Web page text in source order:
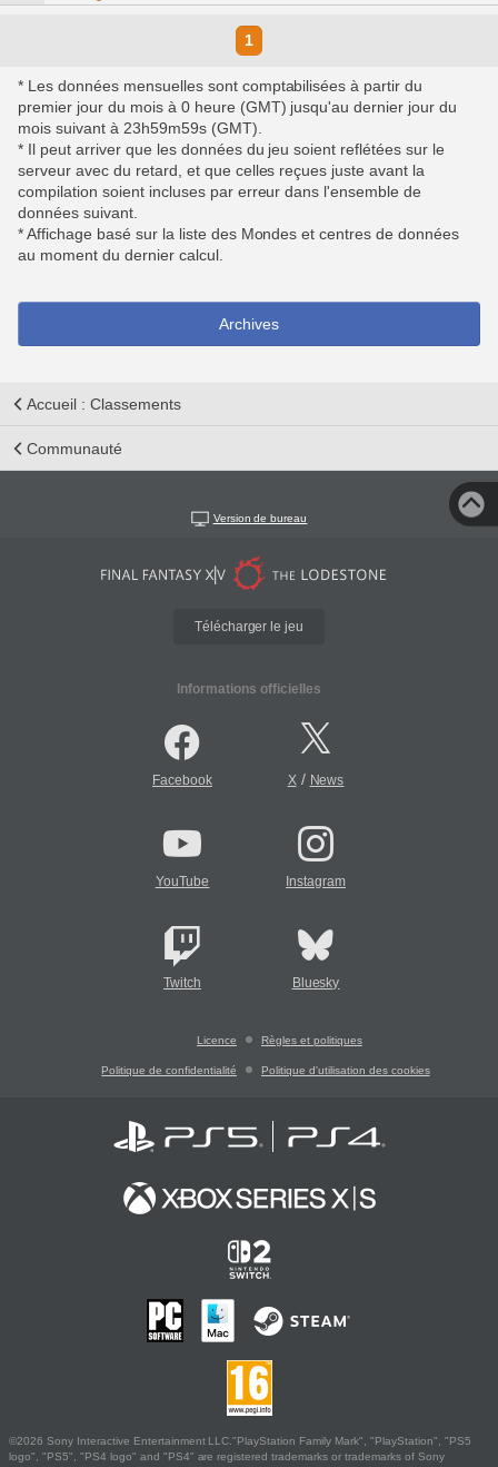
1
* Les données mensuelles sont comptabilisées à partir du
premier jour du mois à 0 heure (GMT) jusqu'au dernier jour du
mois suivant à 23h59m59s (GMT).
* Il peut arriver que les données du jeu soient reflétées sur le
serveur avec du retard, et que celles reçues juste avant la
compilation soient incluses par erreur dans l'ensemble de
données suivant.
* Affichage basé sur la liste des Mondes et centres de données
au moment du dernier calcul.
Archives
Accueil : Classements
Communauté
Version de bureau
Télécharger le jeu
Informations officielles
Facebook X/ News
YouTube Instagram
Twitch Bluesky
Licence Règles et politiques
Politique de confidentialité Politique d'utilisation des cookies
©2026 Sony Interactive Entertainment LLC."PlayStation Family Mark", "PlayStation", "PS5
logo", "PS5", "PS4 logo" and "PS4" are registered trademarks or trademarks of Sony